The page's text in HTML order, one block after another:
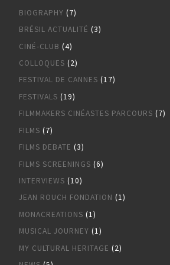
BIOGRAPHY (7)
BRÉSIL ACTUALITÉ (3)
CINÉ-CLUB (4)
COLLOQUES (2)
FESTIVAL DE CANNES (17)
FESTIVALS (19)
FILMMAKERS CINÉASTES PARCOURS (7)
FILMS (7)
FILMS DEBATE (3)
FILMS SCREENINGS (6)
INTERVIEWS (10)
JEAN ROUCH FONDATION (1)
MONACREATIONS (1)
MUSICAL JOURNEY (1)
MY CULTURAL HERITAGE (2)